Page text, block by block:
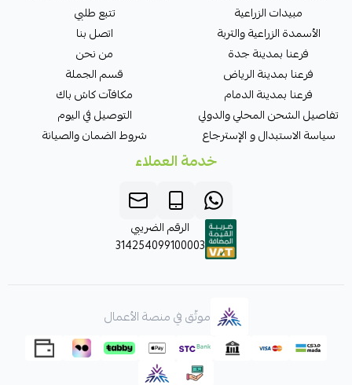
مبيدات الزراعية
الأسمدة الزراعية والتربة
فرعنا بمدينة جدة
فرعنا بمدينة الرياض
فرعنا بمدينة الدمام
تفاصيل الشحن المحلي والدولي
سياسة الاستبدال و الإسترجاع
تتبع طلبي
اتصل بنا
من نحن
قسم الجملة
مكافآت كاش باك
التوصيل في اليوم
شروط الضمان والصيانة
خدمة العملاء
الرقم الضريبي
314254099100003
موثّق في منصة الأعمال